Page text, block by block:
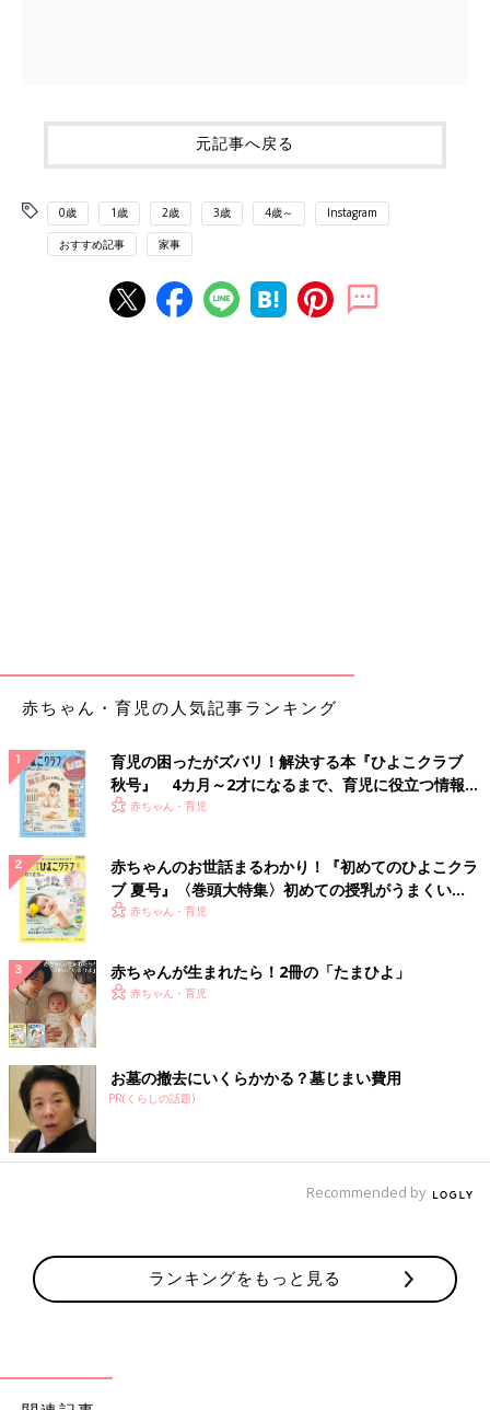
元記事へ戻る
0歳 1歳 2歳 3歳 4歳～ Instagram
おすすめ記事 家事
赤ちゃん・育児の人気記事ランキング
育児の困ったがズバリ！解決する本『ひよこクラブ
秋号』 4カ月～2才になるまで、育児に役立つ情報が
いっぱい！
赤ちゃん・育児
赤ちゃんのお世話まるわかり！『初めてのひよこクラ
ブ 夏号』〈巻頭大特集〉初めての授乳がうまくい
く！ おっぱい・ミルクの基本と夏のトラブル 解決テ
赤ちゃん・育児
赤ちゃんが生まれたら！2冊の「たまひよ」
赤ちゃん・育児
お墓の撤去にいくらかかる？墓じまい費用
PR(くらしの話題)
Recommended by
ランキングをもっと見る